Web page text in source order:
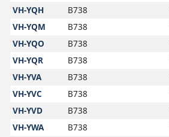
VH-YQH
B738
VH-YQM
B738
VH-YQO
B738
VH-YQR
B738
VH-YVA
B738
VH-YVC
B738
VH-YVD
B738
VH-YWA
B738